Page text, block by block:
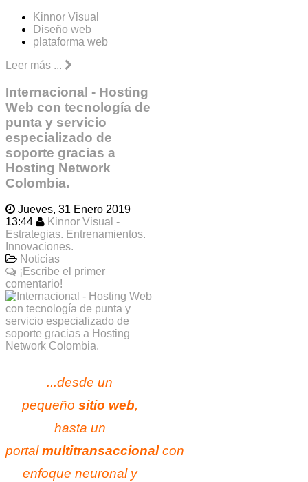
Kinnor Visual
Diseño web
plataforma web
Leer más ...
Internacional - Hosting
Web con tecnología de
punta y servicio
especializado de
soporte gracias a
Hosting Network
Colombia.
Jueves, 31 Enero 2019
13:44
Kinnor Visual -
Estrategias. Entrenamientos.
Innovaciones.
Noticias
¡Escribe el primer
comentario!
...desde un
pequeño sitio web,
hasta un
portalmultitransaccionalcon
enfoque neuronal y